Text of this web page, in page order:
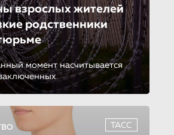
взрослых жителей
родственники
момент насчитывается
ТАСС